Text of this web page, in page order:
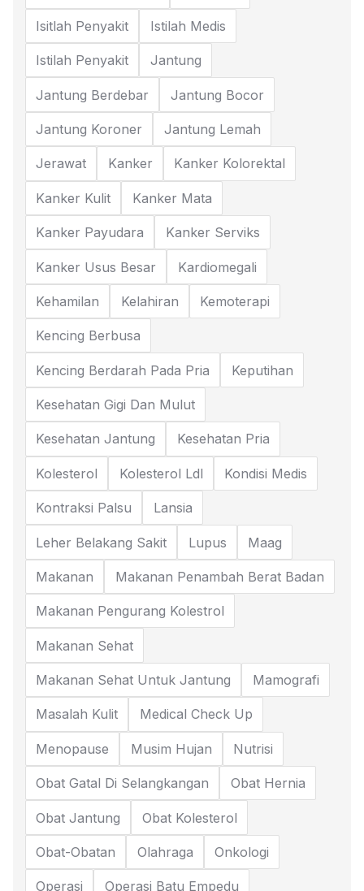
Isitlah Penyakit Istilah Medis
Istilah Penyakit Jantung
Jantung Berdebar Jantung Bocor
Jantung Koroner Jantung Lemah
Jerawat Kanker Kanker Kolorektal
Kanker Kulit Kanker Mata
Kanker Payudara Kanker Serviks
Kanker Usus Besar Kardiomegali
Kehamilan Kelahiran Kemoterapi
Kencing Berbusa
Kencing Berdarah Pada Pria Keputihan
Kesehatan Gigi Dan Mulut
Kesehatan Jantung Kesehatan Pria
Kolesterol Kolesterol Ldl Kondisi Medis
Kontraksi Palsu Lansia
Leher Belakang Sakit Lupus Maag
Makanan Makanan Penambah Berat Badan
Makanan Pengurang Kolestrol
Makanan Sehat
Makanan Sehat Untuk Jantung Mamografi
Masalah Kulit Medical Check Up
Menopause Musim Hujan Nutrisi
Obat Gatal Di Selangkangan Obat Hernia
Obat Jantung Obat Kolesterol
Obat-Obatan Olahraga Onkologi
Operasi Operasi Batu Empedu